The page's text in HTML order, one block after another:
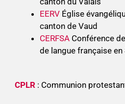
EERV Église
canton de Vaud
CERFSA Conférence
de langue française
CPLR : Communion